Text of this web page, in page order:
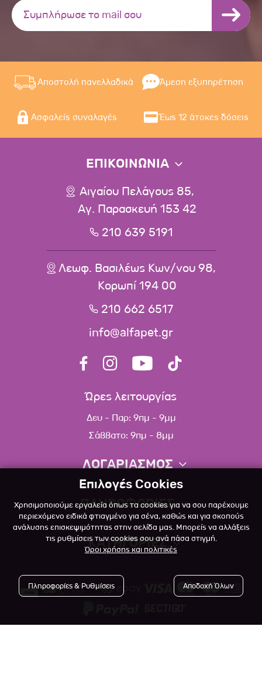
Αποστολή πανελλαδικά Άμεση εξυπηρέτηση
Ασφαλείς συναλαγές Έως 12 άτοκες δόσεις
ΕΠΙΚΟΙΝΩΝΙΑ
Αιγαίου Πελάγους 85,
Αγ. Παρασκευή 153 42
210 639 5191
Λεωφ. Βασιλέως Κων/νου 98,
Κορωπί 194 00
210 662 6517
info@alfapet.gr
Ώρες λειτουργίας
Δευ - Παρ: 9πμ - 9μμ
Σάββατο: 9πμ - 8μμ
ΛΟΓΑΡΙΑΣΜΟΣ
Πληροφορίες λογαριασμού
Λίστα αγαπημένων
Πολιτική επιστροφών
ΠΛΗΡΟΦΟΡΙΕΣ
Σχετικά
Επικοινωνία
Blog
Όροι Χρήσης
Πολιτική Απορρήτου
ΚΑΤΗΓΟΡΙΕΣ
Επιλογές Cookies
Χρησιμοποιούμε εργαλεία όπως τα cookies για να σου παρέχουμε
περιεχόμενο ειδικά φτιαγμένο για σένα, καθώς και για σκοπούς
ανάλυσης επισκεψιμότητας στην σελίδα μας. Μπορείς να αλλάξεις
τις ρυθμίσεις των cookies σου ανά πάσα στιγμή.
Όροι χρήσης και πολιτικές
Πληροφορίες & Ρυθμίσεις Αποδοχή Όλων